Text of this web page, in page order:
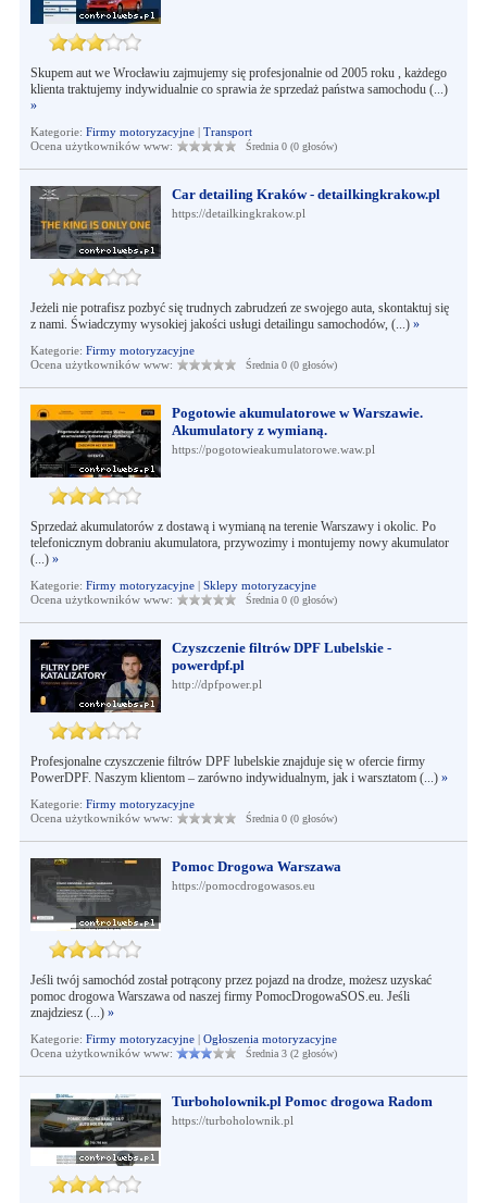
Skupem aut we Wrocławiu zajmujemy się profesjonalnie od 2005 roku , każdego
klienta traktujemy indywidualnie co sprawia że sprzedaż państwa samochodu (...)
»
Kategorie: Firmy motoryzacyjne| Transport
Ocena użytkowników www:
Średnia 0 (0 głosów)
Car detailing Kraków - detailkingkrakow.pl
https://detailkingkrakow.pl
Jeżeli nie potrafisz pozbyć się trudnych zabrudzeń ze swojego auta, skontaktuj się
z nami. Świadczymy wysokiej jakości usługi detailingu samochodów, (...) »
Kategorie: Firmy motoryzacyjne
Ocena użytkowników www:
Średnia 0 (0 głosów)
Pogotowie akumulatorowe w Warszawie.
Akumulatory z wymianą.
https://pogotowieakumulatorowe.waw.pl
Sprzedaż akumulatorów z dostawą i wymianą na terenie Warszawy i okolic. Po
telefonicznym dobraniu akumulatora, przywozimy i montujemy nowy akumulator
(...) »
Kategorie: Firmy motoryzacyjne| Sklepy motoryzacyjne
Ocena użytkowników www:
Średnia 0 (0 głosów)
Czyszczenie filtrów DPF Lubelskie -
powerdpf.pl
http://dpfpower.pl
Profesjonalne czyszczenie filtrów DPF lubelskie znajduje się w ofercie firmy
PowerDPF. Naszym klientom – zarówno indywidualnym, jak i warsztatom (...) »
Kategorie: Firmy motoryzacyjne
Ocena użytkowników www:
Średnia 0 (0 głosów)
Pomoc Drogowa Warszawa
https://pomocdrogowasos.eu
Jeśli twój samochód został potrącony przez pojazd na drodze, możesz uzyskać
pomoc drogowa Warszawa od naszej firmy PomocDrogowaSOS.eu. Jeśli
znajdziesz (...) »
Kategorie: Firmy motoryzacyjne| Ogłoszenia motoryzacyjne
Ocena użytkowników www:
Średnia 3 (2 głosów)
Turboholownik.pl Pomoc drogowa Radom
https://turboholownik.pl